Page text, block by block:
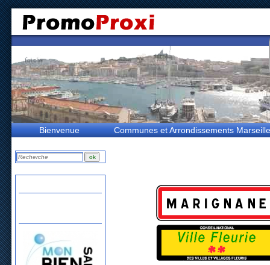
Bienvenue Communes et Arrondissements Marseille